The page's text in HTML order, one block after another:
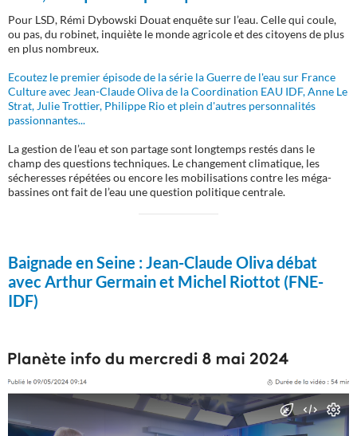
Pour LSD, Rémi Dybowski Douat enquête sur l’eau. Celle qui coule,
ou pas, du robinet, inquiète le monde agricole et des citoyens de plus
en plus nombreux.
Ecoutez le premier épisode de la série la Guerre de l'eau sur France
Culture avec Jean-Claude Oliva de la Coordination EAU IDF, Anne Le
Strat, Julie Trottier, Philippe Rio et plein d'autres personnalités
passionnantes...
La gestion de l’eau et son partage sont longtemps restés dans le
champ des questions techniques. Le changement climatique, les
sécheresses répétées ou encore les mobilisations contre les méga-
bassines ont fait de l’eau une question politique centrale.
Baignade en Seine :Jean-Claude Oliva débat
avec Arthur Germain et Michel Riottot (FNE-
IDF)